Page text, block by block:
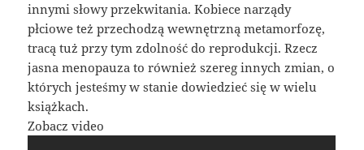
innymi słowy przekwitania. Kobiece narządy
płciowe też przechodzą wewnętrzną metamorfozę,
tracą tuż przy tym zdolność do reprodukcji. Rzecz
jasna menopauza to również szereg innych zmian, o
których jesteśmy w stanie dowiedzieć się w wielu
książkach.
Zobacz video